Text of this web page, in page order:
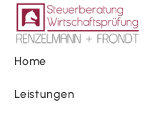
Home
Leistungen